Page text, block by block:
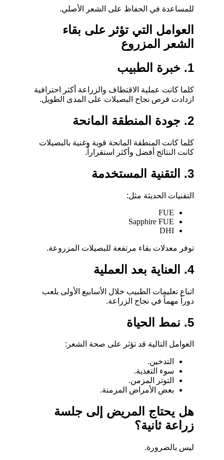
للمساعدة في الحفاظ على الشعر الأصلي.
العوامل التي تؤثر على بقاء
الشعر المزروع
1. خبرة الطبيب
كلما كانت عملية الاقتطاف والزراعة أكثر احترافية
ازدادت فرص نجاح البصيلات على المدى الطويل.
2. جودة المنطقة المانحة
كلما كانت المنطقة المانحة قوية وغنية بالبصيلات
كانت النتائج أفضل وأكثر استقراراً.
3. التقنية المستخدمة
التقنيات الحديثة مثل:
FUE
Sapphire FUE
DHI
توفر معدلات بقاء مرتفعة للبصيلات المزروعة.
4. العناية بعد العملية
اتباع تعليمات الطبيب خلال الأسابيع الأولى يلعب
دوراً مهماً في نجاح الزراعة.
5. نمط الحياة
العوامل التالية قد تؤثر على صحة الشعر:
التدخين.
سوء التغذية.
التوتر المزمن.
بعض الأمراض المزمنة.
هل يحتاج المريض إلى جلسة
زراعة ثانية؟
ليس بالضرورة.